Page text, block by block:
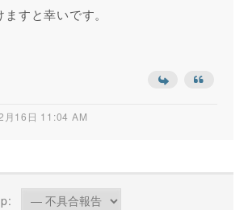
すと幸いです。
月16日 11:04 AM